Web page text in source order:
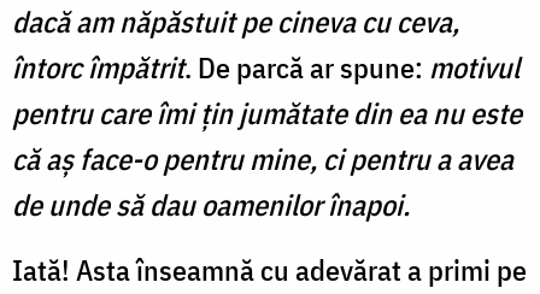
dacă am năpăstuit pe cineva cu ceva,
întorc împătrit. De parcă ar spune: motivul
pentru care îmi țin jumătate din ea nu este
că aș face-o pentru mine, ci pentru a avea
de unde să dau oamenilor înapoi.
Iată! Asta înseamnă cu adevărat a primi pe